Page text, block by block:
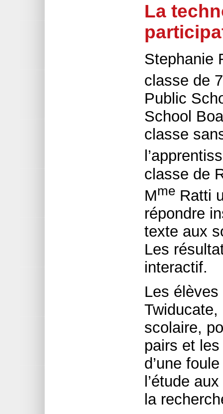
La
Stephanie
classe de 7
Public
School
classe
classe de
Mme Ratti
répondre
texte aux
Les
interactif.
Les
scolaire,
pairs et
d’une
l’étude
la